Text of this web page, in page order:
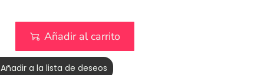
Añadir al carrito
Añadir a la lista de deseos